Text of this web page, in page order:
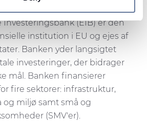
features and to analyse our traffic.
about your use of our site with
and analytics partners who
information that you’ve
they’ve collected from your use
og digitalisering i Europa".
(EIB) er den
institution i EU og ejes af
Banken yder langsigtet
investeringer, der bidrager
mål. Banken finansierer
fire sektorer: infrastruktur,
og miljø samt små og
(SMV'er).